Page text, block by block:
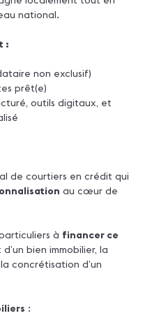
national.
:
non exclusif)
prêt(e)
outils digitaux, et
de courtiers en crédit qui
au cœur de
à financer ce
d’un bien immobilier, la
concrétisation d’un
: